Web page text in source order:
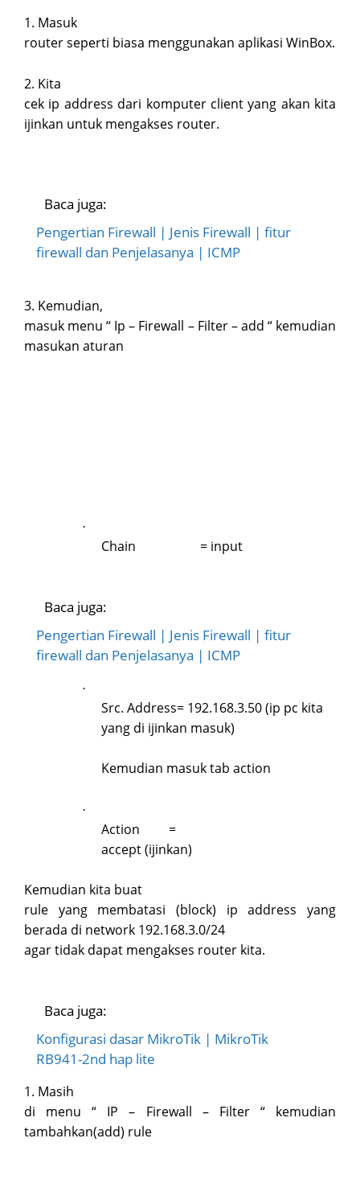
1. Masuk
router seperti biasa menggunakan aplikasi WinBox.
2. Kita
cek ip address dari komputer client yang akan kita
ijinkan untuk mengakses router.
Baca juga:
Pengertian Firewall | Jenis Firewall | fitur
firewall dan Penjelasanya | ICMP
3. Kemudian,
masuk menu “ Ip – Firewall – Filter – add “ kemudian
masukan aturan
·
Chain = input
Baca juga:
Pengertian Firewall | Jenis Firewall | fitur
firewall dan Penjelasanya | ICMP
·
Src. Address= 192.168.3.50 (ip pc kita
yang di ijinkan masuk)
Kemudian masuk tab action
·
Action
=
accept (ijinkan)
Kemudian kita buat
rule yang membatasi (block) ip address yang
berada di network 192.168.3.0/24
agar tidak dapat mengakses router kita.
Baca juga:
Konfigurasi dasar MikroTik | MikroTik
RB941-2nd hap lite
1. Masih
di menu “ IP – Firewall – Filter “ kemudian
tambahkan(add) rule